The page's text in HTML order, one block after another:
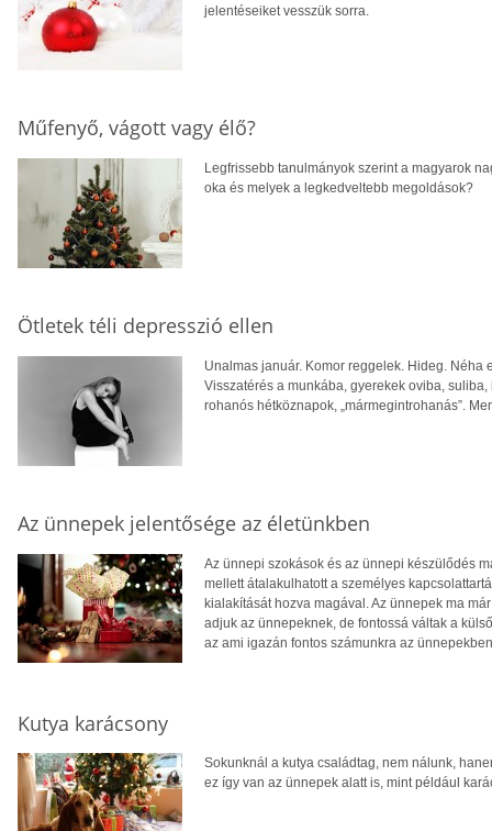
jelentéseiket vesszük sorra.
Műfenyő, vágott vagy élő?
Legfrissebb tanulmányok szerint a magyarok
oka és melyek a legkedveltebb megoldások?
Ötletek téli depresszió ellen
Unalmas január. Komor reggelek. Hideg. Néha
Visszatérés a munkába, gyerekek oviba,
rohanós hétköznapok, „mármegintrohanás”.
Az ünnepek jelentősége az életünkben
Az ünnepi szokások és az ünnepi készülődés
mellett átalakulhatott a személyes
kialakítását hozva magával. Az ünnepek ma
adjuk az ünnepeknek, de fontossá váltak a
az ami igazán fontos számunkra az
Kutya karácsony
Sokunknál a kutya családtag, nem nálunk,
ez így van az ünnepek alatt is, mint például